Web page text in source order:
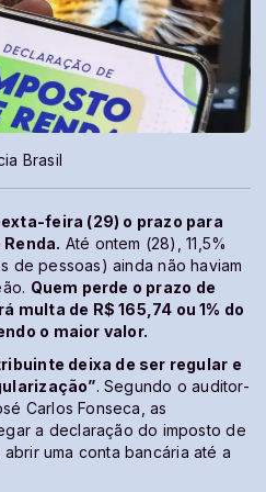
Brasil
feira (29) o prazo para
Até ontem (28), 11,5%
de pessoas) ainda não haviam
Quem perde o prazo de
multa de R$ 165,74 ou 1% do
o maior valor.
deixa de ser regular e
. Segundo o auditor-
Carlos Fonseca, as
a declaração do imposto de
uma conta bancária até a